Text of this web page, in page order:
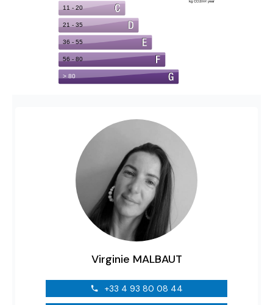
Virginie MALBAUT
+33 4 93 80 08 44